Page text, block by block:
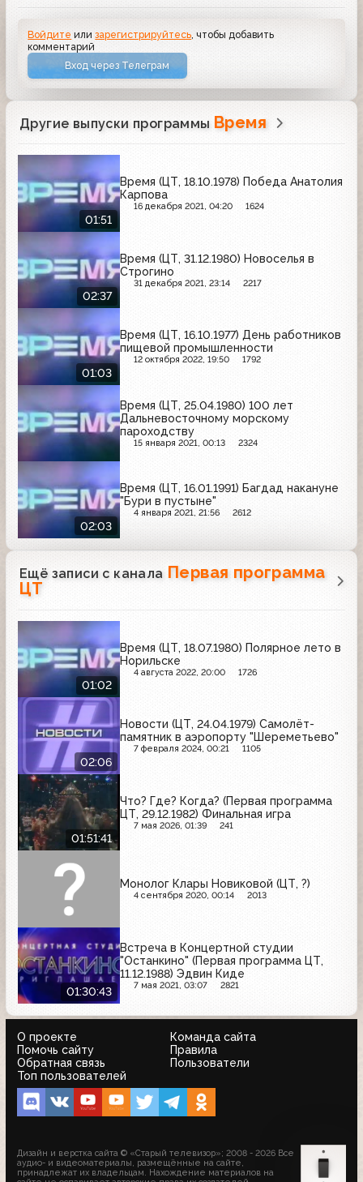
Войдите илизарегистрируйтесь , чтобы добавить
комментарий
Вход через Телеграм
Другие выпуски программы Время
01:51
Время (ЦТ, 18.10.1978) Победа Анатолия
Карпова
16 декабря 2021, 04:20 1624
02:37
Время (ЦТ, 31.12.1980) Новоселья в
Строгино
31 декабря 2021, 23:14 2217
01:03
Время (ЦТ, 16.10.1977) День работников
пищевой промышленности
12 октября 2022, 19:50 1792
Время (ЦТ, 25.04.1980) 100 лет
Дальневосточному морскому
пароходству
15 января 2021, 00:13 2324
02:03
Время (ЦТ, 16.01.1991) Багдад накануне
"Бури в пустыне"
4 января 2021, 21:56 2612
Ещё записи с канала Первая программа
ЦТ
01:02
Время (ЦТ, 18.07.1980) Полярное лето в
Норильске
4 августа 2022, 20:00 1726
02:06
Новости (ЦТ, 24.04.1979) Самолёт-
памятник в аэропорту "Шереметьево"
7 февраля 2024, 00:21 1105
01:51:41
Что? Где? Когда? (Первая программа
ЦТ, 29.12.1982) Финальная игра
7 мая 2026, 01:39 241
Монолог Клары Новиковой (ЦТ, ?)
4 сентября 2020, 00:14 2013
01:30:43
Встреча в Концертной студии
"Останкино" (Первая программа ЦТ,
11.12.1988) Эдвин Киде
7 мая 2021, 03:07 2821
О проекте
Команда сайта
Помочь сайту
Правила
Обратная связь
Пользователи
Топ пользователей
Дизайн и верстка сайта © «Старый телевизор»; 2008 - 2026 Все
аудио- и видеоматериалы, размещённые на сайте,
принадлежат их владельцам. Нахождение материалов на